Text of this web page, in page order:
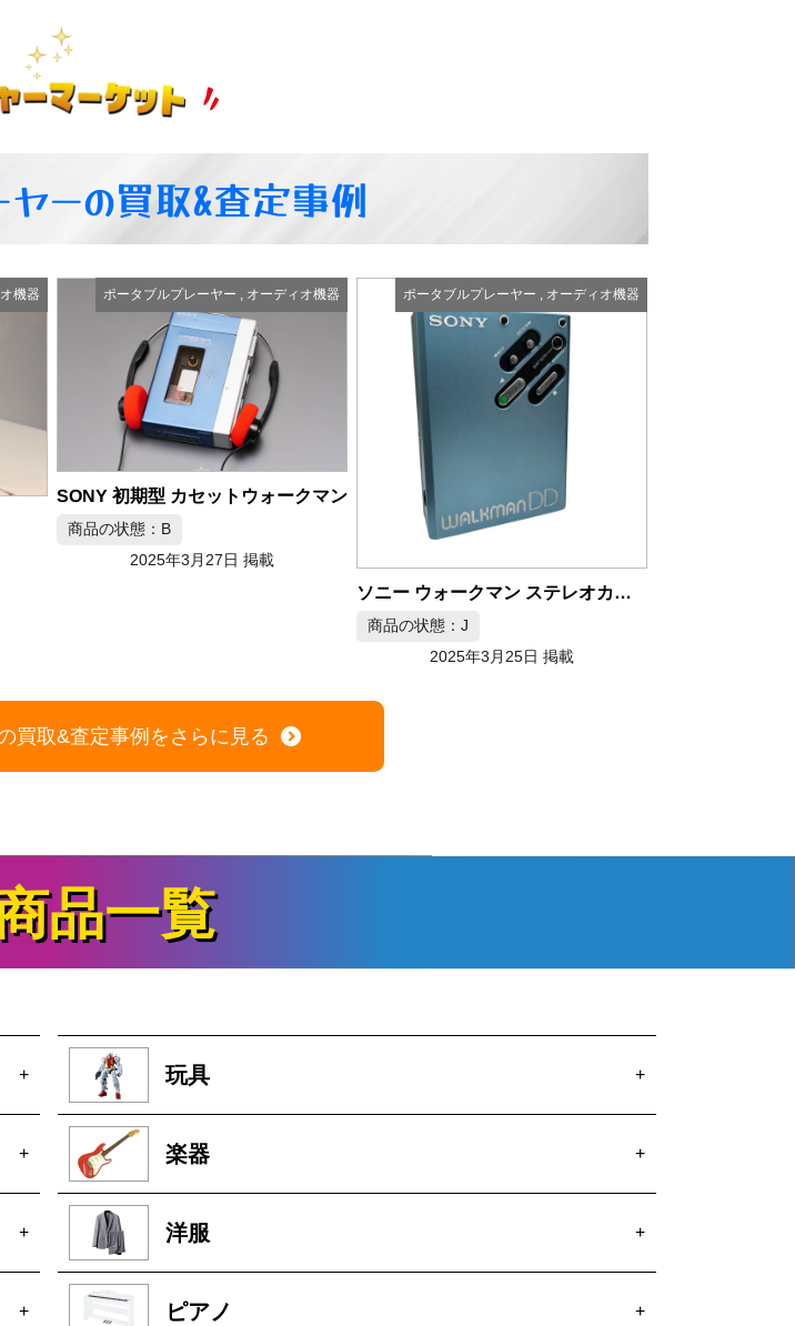
ヤーの買取&査定事例
機器
マン
ポータブルプレーヤー , オーディオ機器 ポータブルプレーヤー , オーディオ機器
SONY カセットウォークマン
2025年3月21日 掲載
買取&査定事例をさらに見る
品一覧
+
+
+
+
玩具 +
楽器 +
洋服 +
ピアノ +